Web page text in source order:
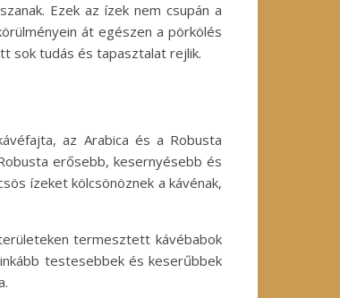
Ezek az ízek nem csupán a
át egészen a pörkölés
sok tudás és tapasztalat rejlik.
az Arabica és a Robusta
erősebb, kesernyésebb és
ízeket kölcsönöznek a kávénak,
termesztett kávébabok
testesebbek és keserűbbek